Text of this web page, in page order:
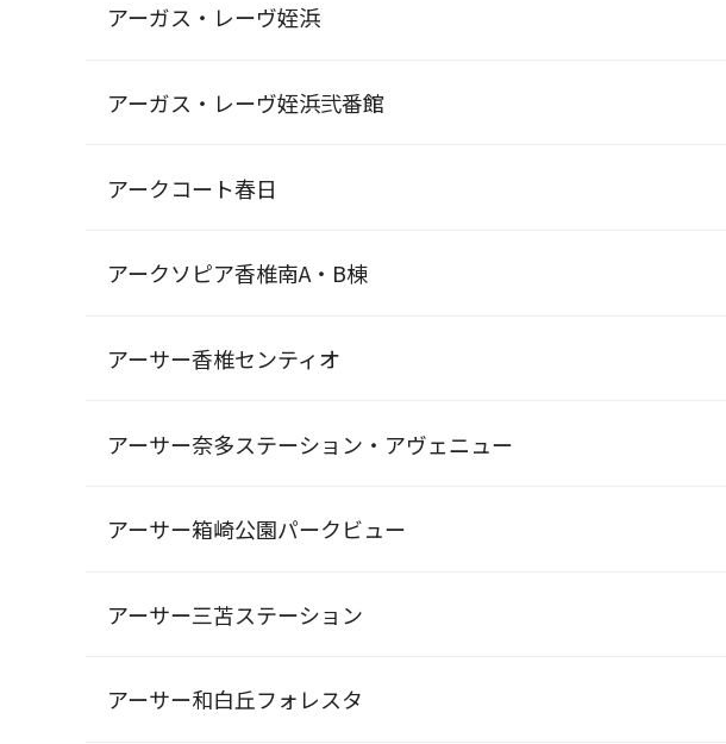
アーガス・レーヴ姪浜
アーガス・レーヴ姪浜弐番館
アークコート春日
アークソピア香椎南A・B棟
アーサー香椎センティオ
アーサー奈多ステーション・アヴェニュー
アーサー箱崎公園パークビュー
アーサー三苫ステーション
アーサー和白丘フォレスタ